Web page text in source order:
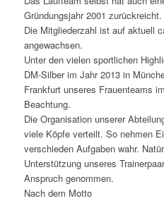
Gründungsjahr 2001 zurückreicht.
Die Mitgliederzahl ist auf aktuell
angewachsen.
Unter den vielen sportlichen
DM-Silber im Jahr 2013 in
Frankfurt unseres Frauenteams
Beachtung.
Die Organisation unserer
viele Köpfe verteilt. So nehmen
verschieden Aufgaben wahr.
Unterstützung unseres
Anspruch genommen.
Nach dem Motto